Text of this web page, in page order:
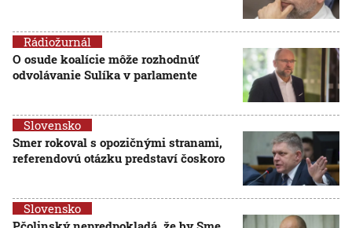
Rádiožurnál
O osude koalície môže rozhodnúť
odvolávanie Sulíka v parlamente
Slovensko
Smer rokoval s opozičnými stranami,
referendovú otázku predstaví čoskoro
Slovensko